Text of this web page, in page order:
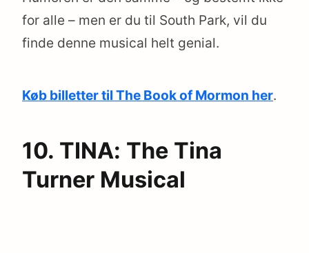
for alle – men er du til South Park, vil du
finde denne musical helt genial.
Køb billetter til The Book of Mormon her.
10. TINA: The Tina
Turner Musical